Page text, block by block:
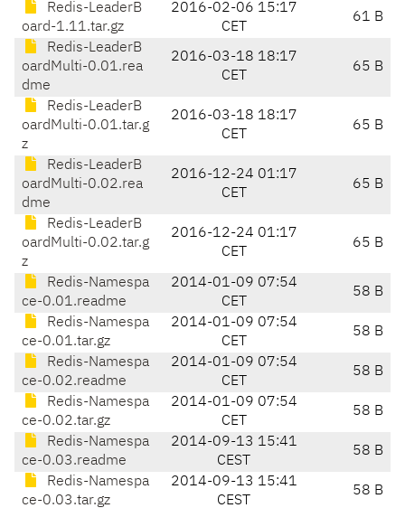
Redis-LeaderB
oard-1.11.tar.gz
2016-02-06 15:17
CET
61 B
Redis-LeaderB
oardMulti-0.01.rea
dme
2016-03-18 18:17
CET
65 B
Redis-LeaderB
oardMulti-0.01.tar.g
z
2016-03-18 18:17
CET
65 B
Redis-LeaderB
oardMulti-0.02.rea
dme
2016-12-24 01:17
CET
65 B
Redis-LeaderB
oardMulti-0.02.tar.g
z
2016-12-24 01:17
CET
65 B
Redis-Namespa
ce-0.01.readme
2014-01-09 07:54
CET
58 B
Redis-Namespa
ce-0.01.tar.gz
2014-01-09 07:54
CET
58 B
Redis-Namespa
ce-0.02.readme
2014-01-09 07:54
CET
58 B
Redis-Namespa
ce-0.02.tar.gz
2014-01-09 07:54
CET
58 B
Redis-Namespa
ce-0.03.readme
2014-09-13 15:41
CEST
58 B
Redis-Namespa
ce-0.03.tar.gz
2014-09-13 15:41
CEST
58 B